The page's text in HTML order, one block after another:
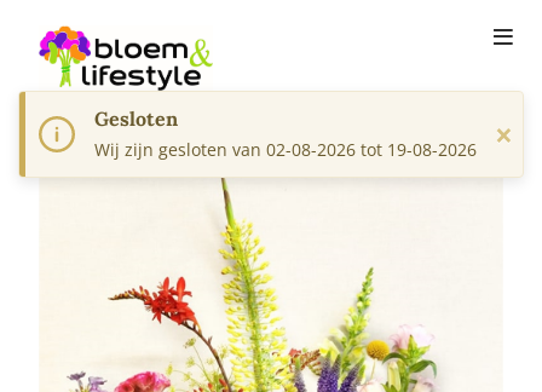
Gesloten
Wij zijn gesloten van 02-08-2026 tot 19-08-2026 ×